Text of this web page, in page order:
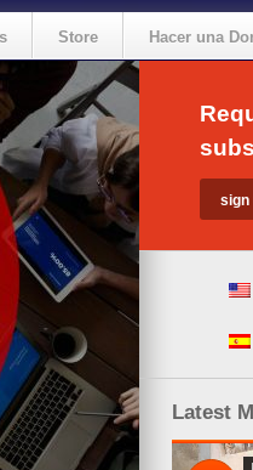
Store Hacer una
Latest